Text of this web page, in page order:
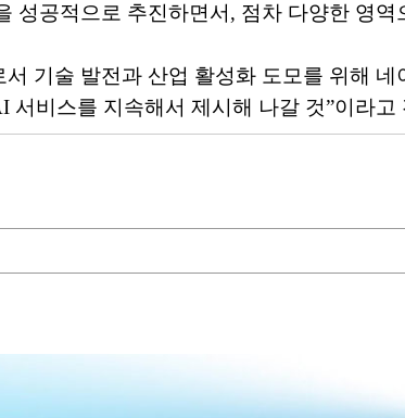
성공적으로 추진하면서, 점차 다양한 영
기술 발전과 산업 활성화 도모를 위해
비스를 지속해서 제시해 나갈 것”이라고